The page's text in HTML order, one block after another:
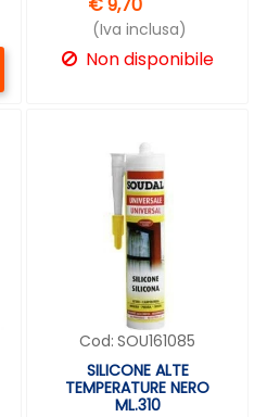
(Iva inclusa)
Non disponibile
Cod: SOU161085
SILICONE ALTE
TEMPERATURE NERO
ML.310